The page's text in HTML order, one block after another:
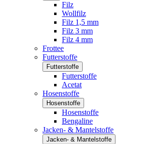
Filz
Wollfilz
Filz 1,5 mm
Filz 3 mm
Filz 4 mm
Frottee
Futterstoffe
Futterstoffe
Futterstoffe
Acetat
Hosenstoffe
Hosenstoffe
Hosenstoffe
Bengaline
Jacken- & Mantelstoffe
Jacken- & Mantelstoffe